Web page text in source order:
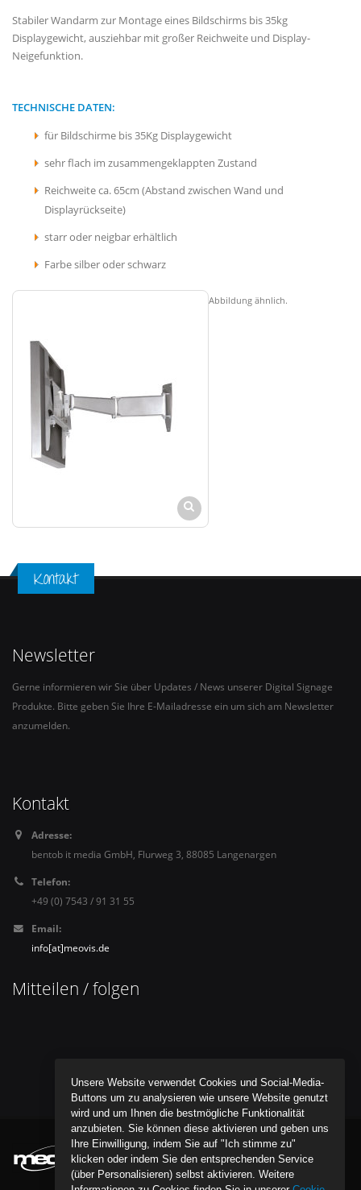
Stabiler Wandarm zur Montage eines Bildschirms bis 35kg
Displaygewicht, ausziehbar mit großer Reichweite und Display-
Neigefunktion.
TECHNISCHE DATEN:
für Bildschirme bis 35Kg Displaygewicht
sehr flach im zusammengeklappten Zustand
Reichweite ca. 65cm (Abstand zwischen Wand und
Displayrückseite)
starr oder neigbar erhältlich
Farbe silber oder schwarz
Abbildung ähnlich.
Kontakt
Newsletter
Gerne informieren wir Sie über Updates / News unserer Digital Signage
Produkte. Bitte geben Sie Ihre E-Mailadresse ein um sich am Newsletter
anzumelden.
Kontakt
Adresse:
bentob it media GmbH, Flurweg 3, 88085 Langenargen
Telefon:
+49 (0) 7543 / 91 31 55
Email:
info[at]meovis.de
Mitteilen / folgen
Unsere Website verwendet Cookies und Social-Media-
Buttons um zu analysieren wie unsere Website genutzt
wird und um Ihnen die bestmögliche Funktionalität
anzubieten. Sie können diese aktivieren und geben uns
Ihre Einwilligung, indem Sie auf "Ich stimme zu"
klicken oder indem Sie den entsprechenden Service
(über Personalisieren) selbst aktivieren. Weitere